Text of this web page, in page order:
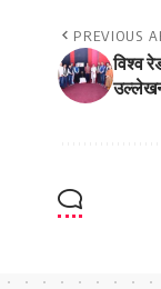
PREVIOUS
विश्व